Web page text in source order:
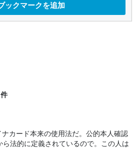
ックマークを追加
件
ナカード本来の使用法だ。公的本人確認
ら法的に定義されているので。この人は